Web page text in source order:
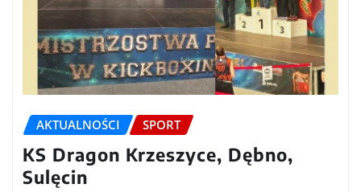
AKTUALNOŚCI SPORT
KS Dragon Krzeszyce, Dębno,
Sulęcin